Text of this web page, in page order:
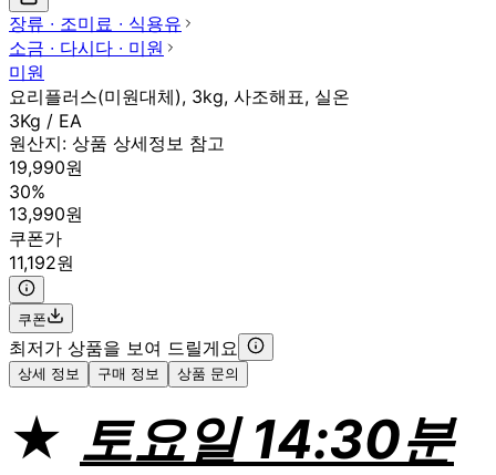
장류 ∙ 조미료 ∙ 식용유
소금 ∙ 다시다 ∙ 미원
미원
요리플러스(미원대체), 3kg, 사조해표, 실온
3Kg / EA
원산지: 상품 상세정보 참고
19,990원
30%
13,990원
쿠폰가
11,192원
쿠폰
최저가 상품을 보여 드릴게요
상세 정보 구매 정보 상품 문의
★ 토요일 14:30분